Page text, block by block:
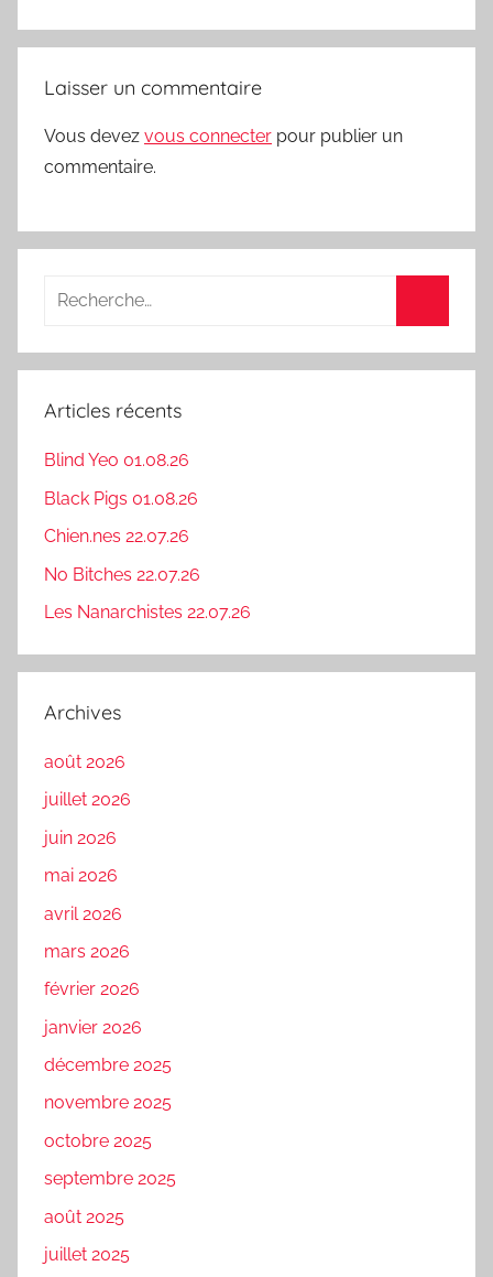
Laisser un commentaire
Vous devez vous connecter pour publier un
commentaire.
Recherche
:
Articles récents
Blind Yeo 01.08.26
Black Pigs 01.08.26
Chien.nes 22.07.26
No Bitches 22.07.26
Les Nanarchistes 22.07.26
Archives
août 2026
juillet 2026
juin 2026
mai 2026
avril 2026
mars 2026
février 2026
janvier 2026
décembre 2025
novembre 2025
octobre 2025
septembre 2025
août 2025
juillet 2025